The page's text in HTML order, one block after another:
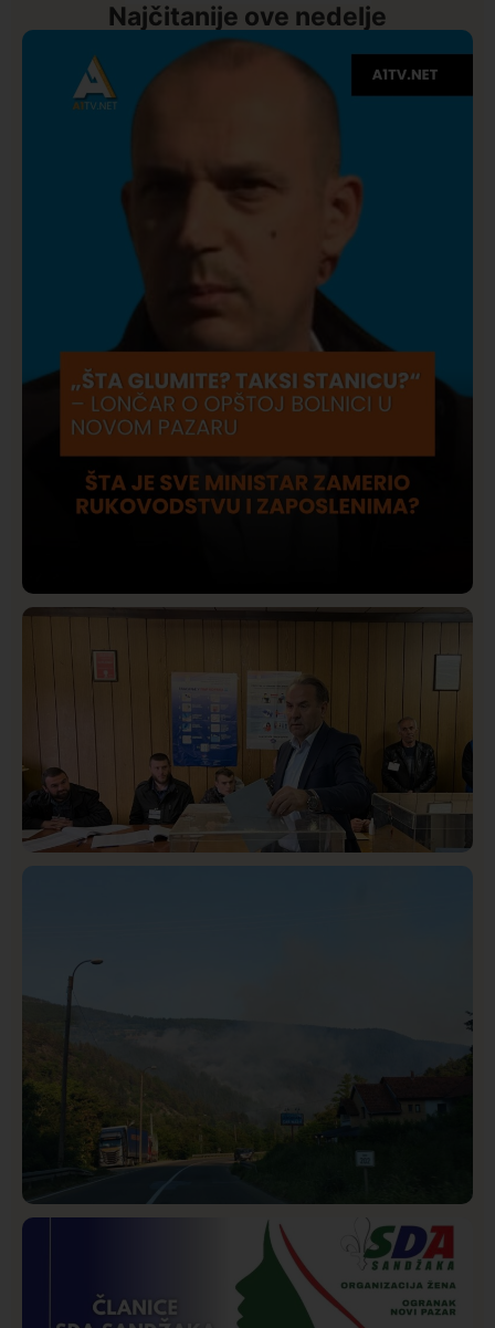
Najčitanije ove nedelje
Lončar o Opštoj bolnici u Novom Pazaru: „Šta glumite?
Požar od Magliča do Ušća, brda u plamenu –